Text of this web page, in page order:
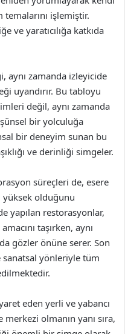
işlemiştir.
ve yaratıcılığa katkıda
aynı zamanda izleyicide
uyandırır. Bu tabloyu
değil, aynı zamanda
bir yolculuğa
bir deneyim sunan bu
ve derinliği simgeler.
süreçleri de, esere
olduğunu
yapılan restorasyonlar,
taşırken, aynı
gözler önüne serer. Son
yönleriyle tüm
eden yerli ve yabancı
olmanın yanı sıra,